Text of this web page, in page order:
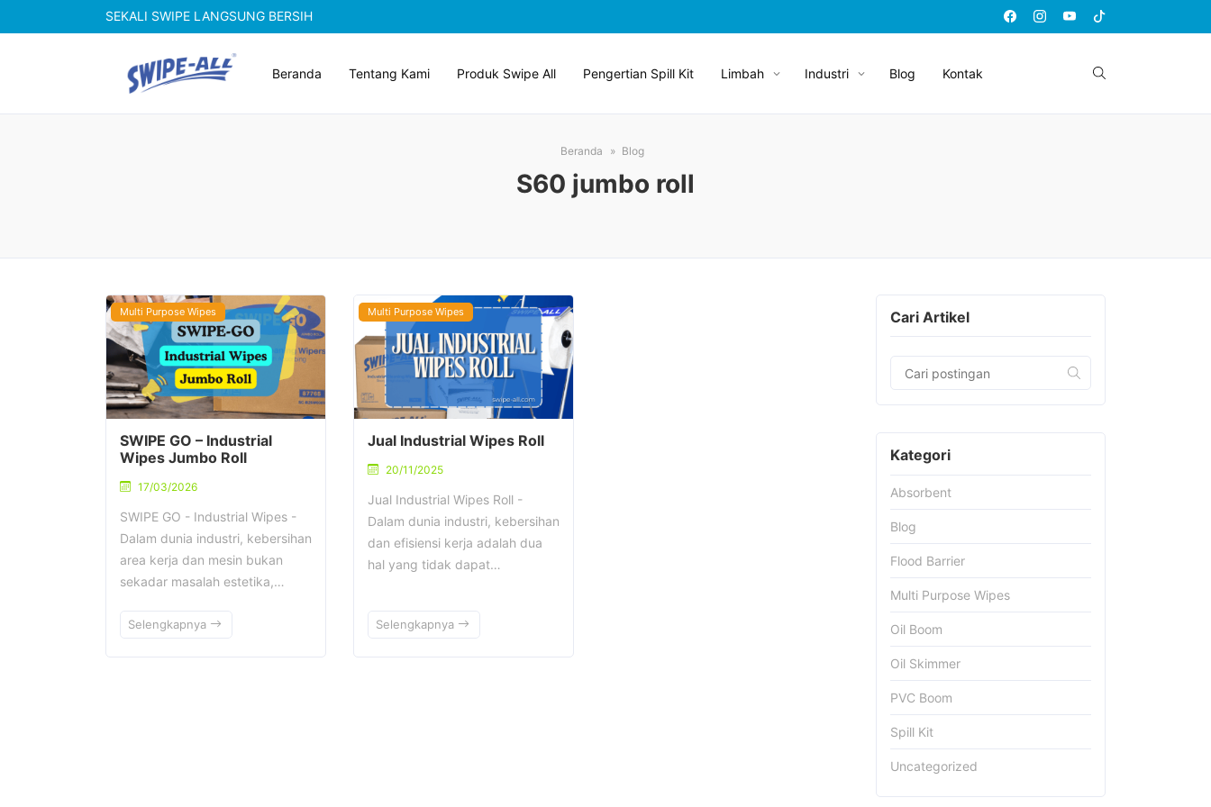
SEKALI SWIPE LANGSUNG BERSIH
Beranda Tentang Kami Produk Swipe All Pengertian Spill Kit Limbah Industri Blog Kontak
Beranda Blog
S60 jumbo roll
Multi Purpose Wipes
SWIPE GO – Industrial
Wipes Jumbo Roll
17/03/2026
SWIPE GO - Industrial Wipes -
Dalam dunia industri, kebersihan
area kerja dan mesin bukan
sekadar masalah estetika,…
Selengkapnya
Multi Purpose Wipes
Jual Industrial Wipes Roll
20/11/2025
Jual Industrial Wipes Roll -
Dalam dunia industri, kebersihan
dan efisiensi kerja adalah dua
hal yang tidak dapat…
Selengkapnya
Cari Artikel
Kategori
Absorbent
Blog
Flood Barrier
Multi Purpose Wipes
Oil Boom
Oil Skimmer
PVC Boom
Spill Kit
Uncategorized